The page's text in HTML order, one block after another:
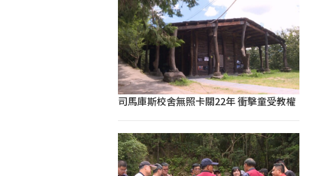
司馬庫斯校舍無照卡關22年 衝擊童受教權